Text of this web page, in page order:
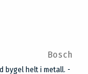
Bosch
bygel helt i metall. -